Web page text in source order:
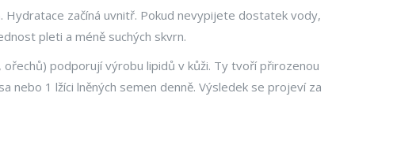
Hydratace začíná uvnitř. Pokud nevypijete dostatek vody,
pleti a méně suchých skvrn.
podporují výrobu lipidů v kůži. Ty tvoří přirozenou
nebo 1 lžíci lněných semen denně. Výsledek se projeví za